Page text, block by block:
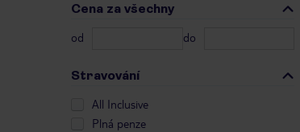
Cena za všechny
od do
Stravování
All Inclusive
Plná penze